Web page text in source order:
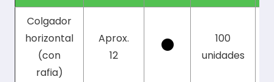
Colgador
horizontal
(con
rafia)
Aprox.
12
100
unidades